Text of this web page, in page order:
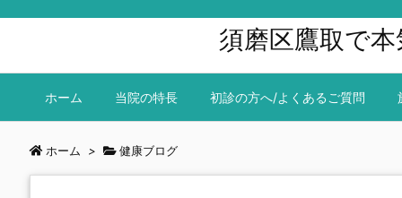
須磨区鷹取で
ホーム 当院の特長 初診の方へ/よくあるご質問
ホーム > 健康ブログ